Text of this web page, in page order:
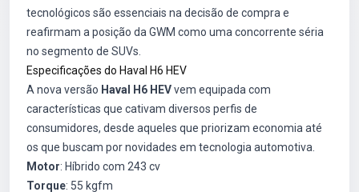
tecnológicos são essenciais na decisão de compra e
reafirmam a posição da GWM como uma concorrente séria
no segmento de SUVs.
Especificações do Haval H6 HEV
A nova versão Haval H6 HEVvem equipada com
características que cativam diversos perfis de
consumidores, desde aqueles que priorizam economia até
os que buscam por novidades em tecnologia automotiva.
Motor: Híbrido com 243 cv
Torque: 55 kgfm